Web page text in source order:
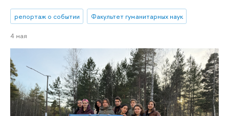
репортаж о событии Факультет гуманитарных наук
4 мая